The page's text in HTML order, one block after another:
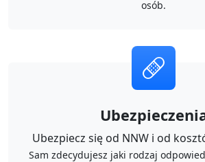
osób.
Ubezpiecz się od NNW i od
Sam zdecydujesz jaki rodzaj